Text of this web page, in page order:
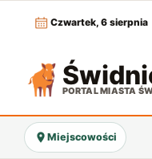
Czwartek, 6 sierpnia
PORTAL MIASTA
Miejscowości